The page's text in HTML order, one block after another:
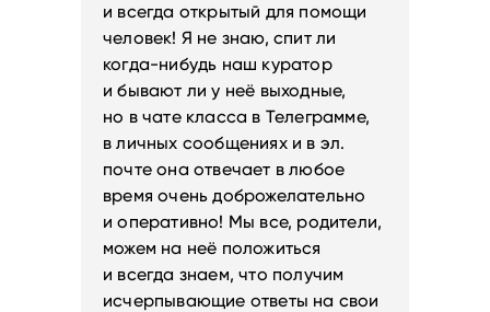
и всегда открытый для помощи
человек! Я не знаю, спит ли
когда-нибудь наш куратор
и бывают ли у неё выходные,
но в чате класса в Телеграмме,
в личных сообщениях и в эл.
почте она отвечает в любое
время очень доброжелательно
и оперативно! Мы все, родители,
можем на неё положиться
и всегда знаем, что получим
исчерпывающие ответы на свои